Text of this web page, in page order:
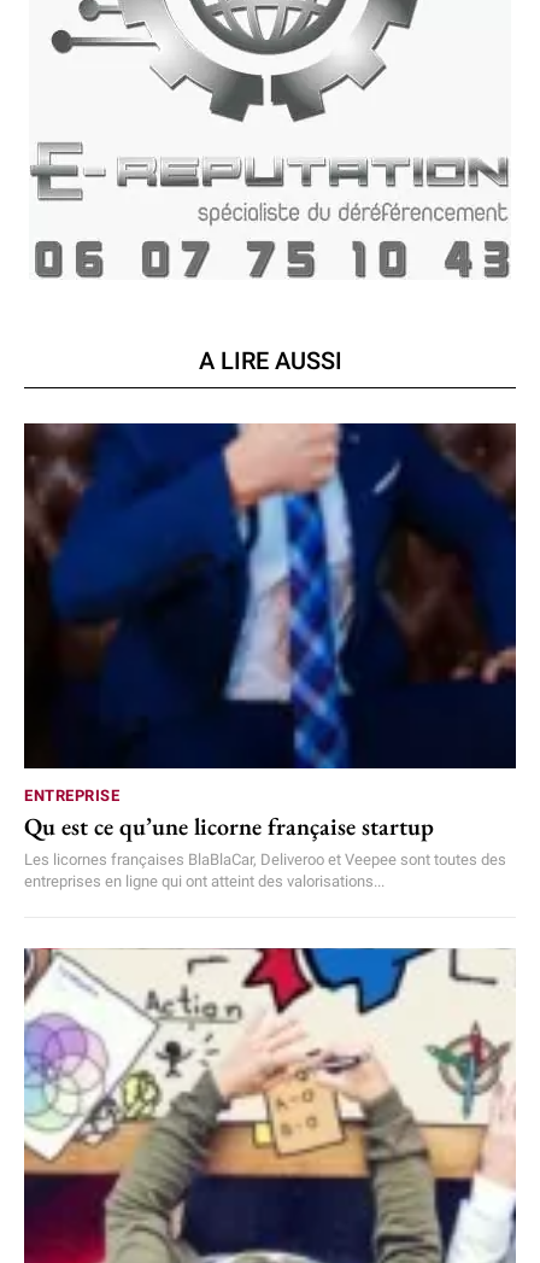
A LIRE AUSSI
ENTREPRISE
Qu est ce qu’une licorne française startup
Les licornes françaises BlaBlaCar, Deliveroo et Veepee sont toutes des
entreprises en ligne qui ont atteint des valorisations...